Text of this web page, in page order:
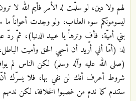
لهم ولا دين، لو سلّمت له الأمر فأيم الله لا
ليسومونكم سوء العذاب، ولو وجدت أعواناً ما
بني أميّة، فأفٍ وترهاً يا عبيد الدنيا)، ثمّ ردّ
له: (أمّا أني أريد أن أحيي الحق وأميت
(صلى الله عليه وآله وسلم) لكن الناس لم
شروط أعرف أنك لن تفي بها، فلا يسرّك
ستندم كما ندم من غصبوا الخلافة، لكن